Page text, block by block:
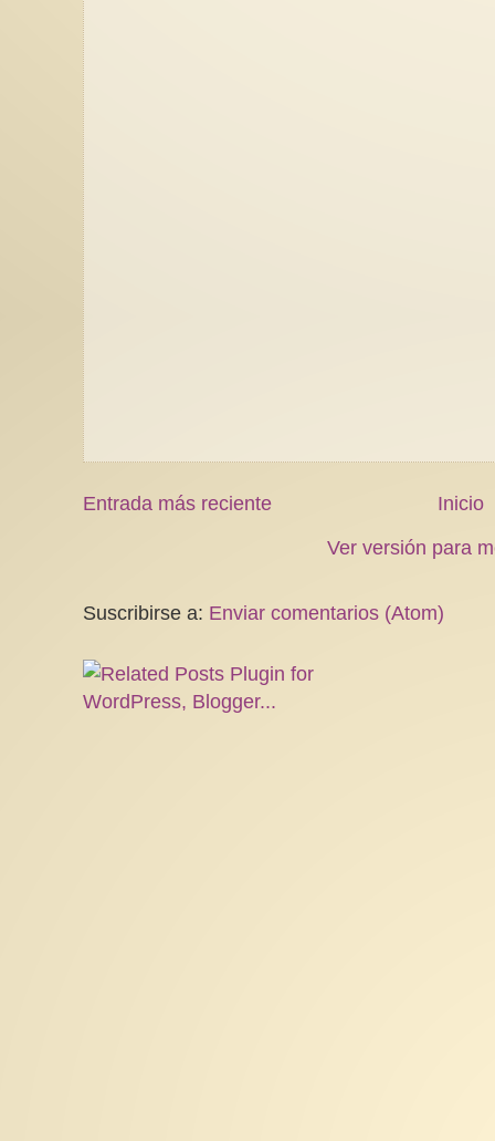
Entrada más reciente
Inicio
Ver versión para
Suscribirse a: Enviar comentarios (Atom)